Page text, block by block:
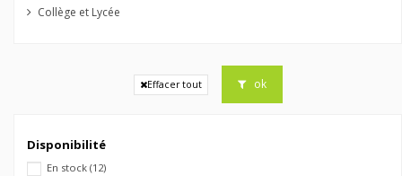
Collège et Lycée
Effacer tout ok
Disponibilité
En stock (12)